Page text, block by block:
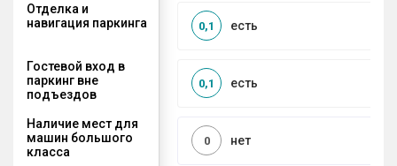
Отделка и
навигация паркинга
есть
0,1
Гостевой вход в
паркинг вне
подъездов
есть
0,1
Наличие мест для
машин большого
класса
нет
0